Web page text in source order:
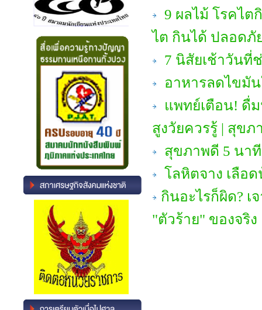
9 ผลไม้ โรคไต
ไต กินได้ ปลอดภั
7 นิสัยเช้าวันที่
อาหารลดไขมัน
แพทย์เตือน! ดื่
สูงวัยควรรู้ | สุขภ
สุขภาพดี 5 นา
โลหิตจาง เลือ
กินอะไรก็ผิด?
"ตัวร้าย" ของจริง